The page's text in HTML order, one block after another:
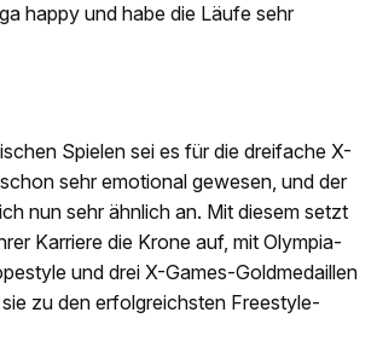
happy und habe die Läufe sehr
Spielen sei es für die dreifache X-
sehr emotional gewesen, und der
nun sehr ähnlich an. Mit diesem setzt
Karriere die Krone auf, mit Olympia-
und drei X-Games-Goldmedaillen
zu den erfolgreichsten Freestyle-